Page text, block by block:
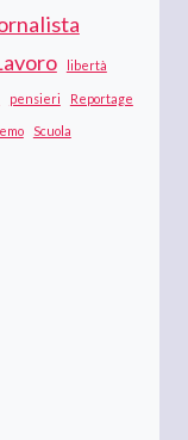
libertà
pensieri Reportage
Scuola